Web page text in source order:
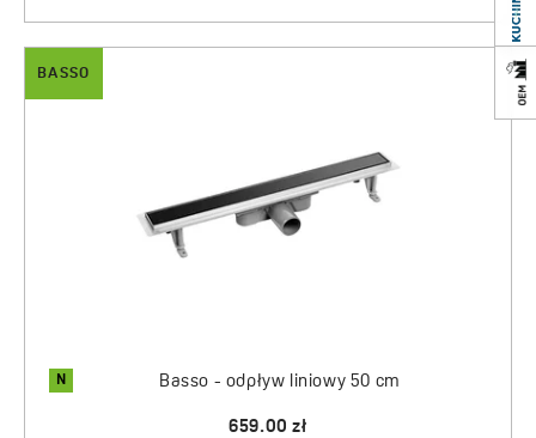
BASSO
N Basso - odpływ liniowy 50 cm
659.00 zł